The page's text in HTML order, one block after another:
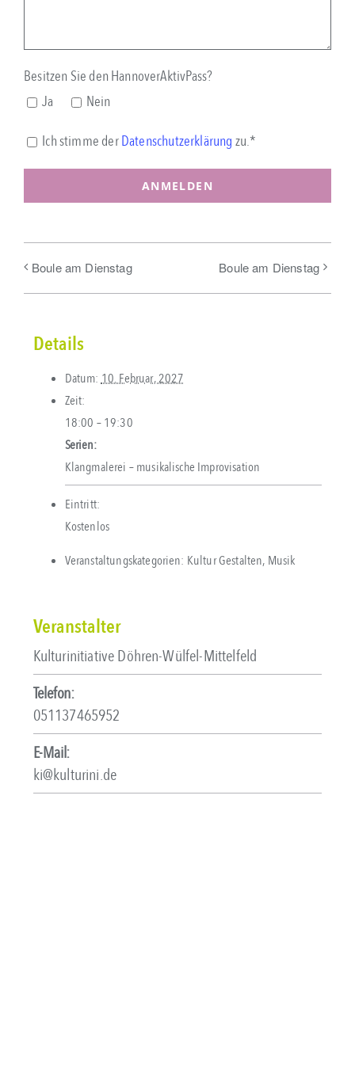
Besitzen Sie den HannoverAktivPass?
Ja
Nein
Ich stimme derDatenschutzerklärung zu.*
Boule am Dienstag Boule am Dienstag
Details
Datum: 10. Februar, 2027
Zeit:
18:00 – 19:30
Serien:
Klangmalerei – musikalische Improvisation
Eintritt:
Kostenlos
Veranstaltungskategorien: Kultur Gestalten, Musik
Veranstalter
Kulturinitiative Döhren-Wülfel-Mittelfeld
Telefon:
051137465952
E-Mail:
ki@kulturini.de